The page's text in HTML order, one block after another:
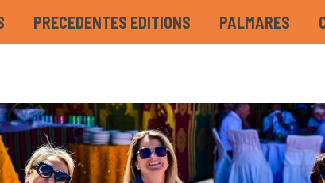
PRECEDENTES EDITIONS PALMARES